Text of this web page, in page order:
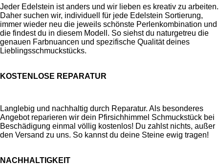
Jeder Edelstein ist anders und wir lieben es kreativ zu arbeiten.
Daher suchen wir, individuell für jede Edelstein Sortierung,
immer wieder neu die jeweils schönste Perlenkombination und
die findest du in diesem Modell. So siehst du naturgetreu die
genauen Farbnuancen und spezifische Qualität deines
Lieblingsschmuckstücks.
KOSTENLOSE REPARATUR
Langlebig und nachhaltig durch Reparatur. Als besonderes
Angebot reparieren wir dein Pfirsichhimmel Schmuckstück bei
Beschädigung einmal völlig kostenlos! Du zahlst nichts, außer
den Versand zu uns. So kannst du deine Steine ewig tragen!
NACHHALTIGKEIT